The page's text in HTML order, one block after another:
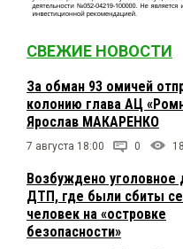
СВЕЖИЕ НОВОСТИ
За обман 93 омичей
колонию глава АЦ
Ярослав МАКАРЕНКО
7 августа 18:00 0
Возбуждено уголовное
ДТП, где были сбиты
человек на «островке
безопасности»